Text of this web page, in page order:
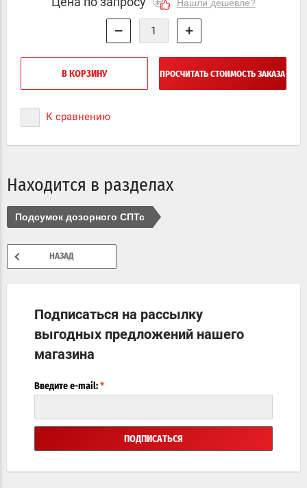
Нашли дешевле?
− +
В КОРЗИНУ ПРОСЧИТАТЬ СТОИМОСТЬ ЗАКАЗА
К сравнению
Находится в разделах
Подсумок дозорного СПТс
НАЗАД
Подписаться на рассылку
выгодных предложений нашего
магазина
Введите e-mail: *
ПОДПИСАТЬСЯ